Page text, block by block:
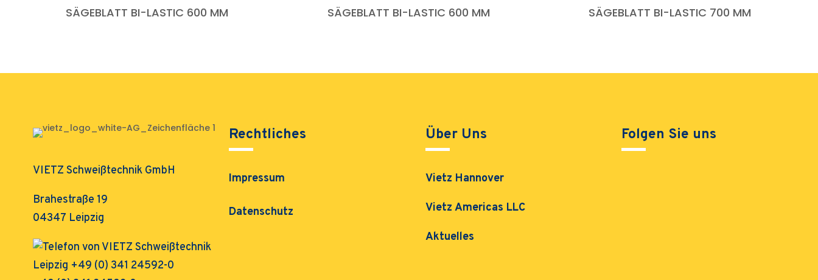
SÄGEBLATT BI-LASTIC 600 MM SÄGEBLATT BI-LASTIC 600 MM SÄGEBLATT BI-LASTIC 700 MM
VIETZ Schweißtechnik GmbH
Brahestraße 19
04347 Leipzig
Rechtliches
Impressum
Datenschutz
Über Uns
Vietz Hannover
Vietz Americas LLC
Aktuelles
Folgen Sie uns